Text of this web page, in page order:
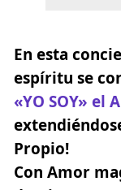
En esta
espíritu se
«YO SOY» el
Propio!
Con Amor